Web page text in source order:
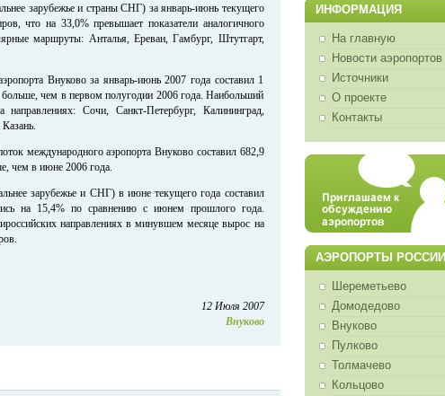
ИНФОРМАЦИЯ
На главную
Новости аэропортов
Источники
О проекте
Контакты
АЭРОПОРТЫ РОССИИ
Шереметьево
Домодедово
Внуково
Пулково
Толмачево
Кольцово
зарубежье и страны СНГ) за январь-июнь текущего
что на 33,0% превышает показатели аналогичного
маршруты: Анталья, Ереван, Гамбург, Штутгарт,
Внуково за январь-июнь 2007 года составил 1
чем в первом полугодии 2006 года. Наибольший
Сочи, Санкт-Петербург, Калининград,
международного аэропорта Внуково составил 682,9
чем в июне 2006 года.
зарубежье и СНГ) в июне текущего года составил
на 15,4% по сравнению с июнем прошлого года.
направлениях в минувшем месяце вырос на
12 Июля 2007
Внуково